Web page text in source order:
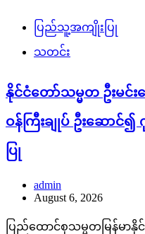
ပြည်သူ့အကျိုးပြု
သတင်း
နိုင်ငံတော်သမ္မတ ဦးမင်
ဝန်ကြီးချုပ် ဦးဆော
ပြု
admin
August 6, 2026
ပြည်ထောင်စုသမ္မတမြန်မာ